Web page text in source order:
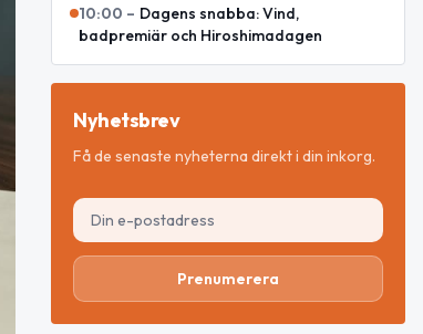
10:00 – Dagens snabba: Vind,
badpremiär och Hiroshimadagen
Nyhetsbrev
Få de senaste nyheterna direkt i din inkorg.
Prenumerera